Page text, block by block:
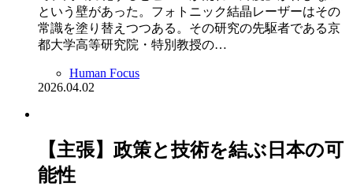
という壁があった。フォトニック結晶レーザーはその
常識を塗り替えつつある。その研究の先駆者である京
都大学高等研究院・特別教授の…
Human Focus
2026.04.02
【主張】政策と技術を結ぶ日本の可
能性